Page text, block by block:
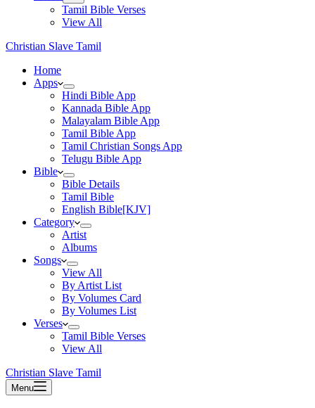
Tamil Bible Verses
View All
Christian Slave Tamil
Home
Apps
Hindi Bible App
Kannada Bible App
Malayalam Bible App
Tamil Bible App
Tamil Christian Songs App
Telugu Bible App
Bible
Bible Details
Tamil Bible
English Bible[KJV]
Category
Artist
Albums
Songs
View All
By Artist List
By Volumes Card
By Volumes List
Verses
Tamil Bible Verses
View All
Christian Slave Tamil
Menu